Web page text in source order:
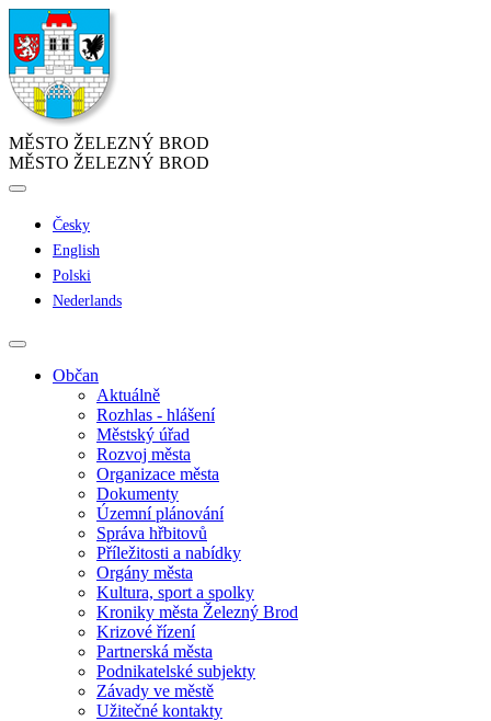
MĚSTO ŽELEZNÝ BROD
MĚSTO ŽELEZNÝ BROD
Česky
English
Polski
Nederlands
Občan
Aktuálně
Rozhlas - hlášení
Městský úřad
Rozvoj města
Organizace města
Dokumenty
Územní plánování
Správa hřbitovů
Příležitosti a nabídky
Orgány města
Kultura, sport a spolky
Kroniky města Železný Brod
Krizové řízení
Partnerská města
Podnikatelské subjekty
Závady ve městě
Užitečné kontakty